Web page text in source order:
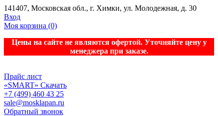
141407, Московская обл., г. Химки, ул. Молодежная, д. 30
Вход
Моя корзина (0)
Цены на сайте не являются офертой. Уточняйте цену у
менеджера при заказе.
Прайс лист
«SMART» Скачать
+7 (499) 460 43 25
sale@mosklapan.ru
Обратный звонок